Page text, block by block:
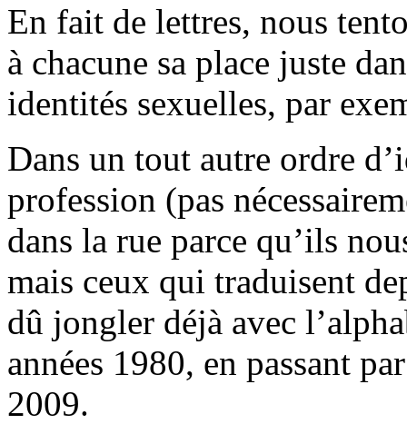
En fait de lettres, nous
à chacune sa place juste
identités sexuelles, par
Dans un tout autre ordre
profession (pas
dans la rue parce qu’ils
mais ceux qui traduisent
dû jongler déjà avec
années 1980, en passant
2009.